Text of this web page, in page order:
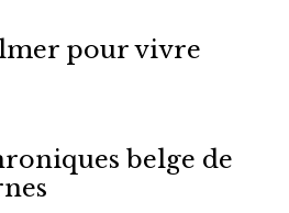
pour vivre
belge de